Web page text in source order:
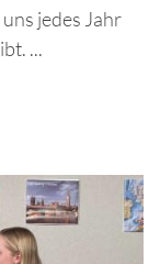
jedes Jahr
...